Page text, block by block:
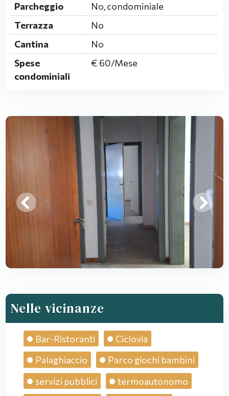
Parcheggio
No, condominiale
Terrazza
No
Cantina
No
Spese
condominiali
€ 60/Mese
Nelle vicinanze
Bar-Ristoranti
Ciclovia
Palaghiaccio
Parco giochi bambini
servizi pubblici
termoautonomo